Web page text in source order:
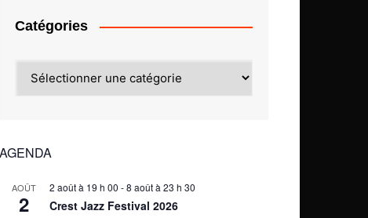
Catégories
AGENDA
AOÛT
2
2 août à 19 h 00 -8 août à 23 h 30
Crest Jazz Festival 2026